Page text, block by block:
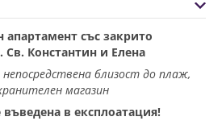
апартамент със закрито
Св. Константин и Елена
близост до плаж,
магазин
въведена в експлоатация!